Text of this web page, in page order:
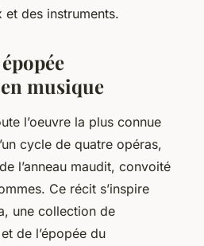
et des instruments.
musique
l’oeuvre la plus connue
cycle de quatre opéras,
l’anneau maudit, convoité
Ce récit s’inspire
une collection de
de l’épopée du